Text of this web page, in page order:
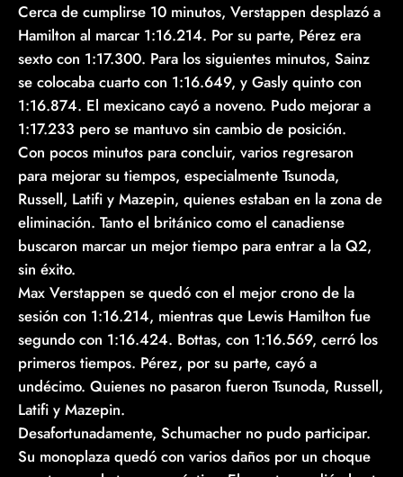
Cerca de cumplirse 10 minutos, Verstappen desplazó a
Hamilton al marcar 1:16.214. Por su parte, Pérez era
sexto con 1:17.300. Para los siguientes minutos, Sainz
se colocaba cuarto con 1:16.649, y Gasly quinto con
1:16.874. El mexicano cayó a noveno. Pudo mejorar a
1:17.233 pero se mantuvo sin cambio de posición.
Con pocos minutos para concluir, varios regresaron
para mejorar su tiempos, especialmente Tsunoda,
Russell, Latifi y Mazepin, quienes estaban en la zona de
eliminación. Tanto el británico como el canadiense
buscaron marcar un mejor tiempo para entrar a la Q2,
sin éxito.
Max Verstappen se quedó con el mejor crono de la
sesión con 1:16.214, mientras que Lewis Hamilton fue
segundo con 1:16.424. Bottas, con 1:16.569, cerró los
primeros tiempos. Pérez, por su parte, cayó a
undécimo. Quienes no pasaron fueron Tsunoda, Russell,
Latifi y Mazepin.
Desafortunadamente, Schumacher no pudo participar.
Su monoplaza quedó con varios daños por un choque